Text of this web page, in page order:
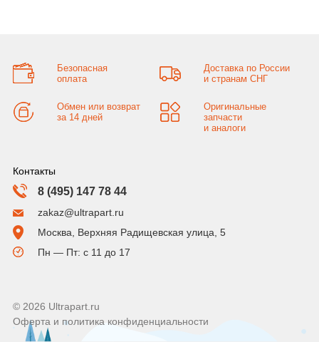
Безопасная
оплата
Доставка по России
и странам СНГ
Обмен или возврат
за 14 дней
Оригинальные
запчасти
и аналоги
Контакты
8 (495) 147 78 44
zakaz@ultrapart.ru
Москва, Верхняя Радищевская улица, 5
Пн — Пт: с 11 до 17
© 2026 Ultrapart.ru
Оферта и политика конфиденциальности